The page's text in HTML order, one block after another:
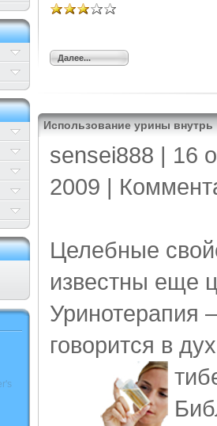
Далее...
Использование урины внутрь
sensei888 | 16
2009 |
Целебные
известны еще
Уринотерапия
говорится в